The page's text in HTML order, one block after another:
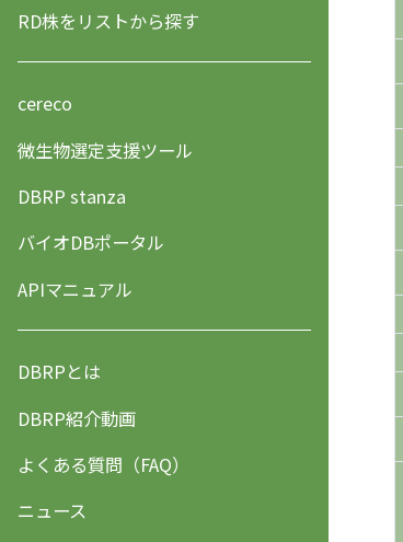
RD株をリストから探す
cereco
微生物選定支援ツール
DBRP stanza
バイオDBポータル
APIマニュアル
DBRPとは
DBRP紹介動画
よくある質問（FAQ）
ニュース